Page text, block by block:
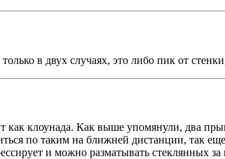
в двух случаях, это либо пик от
как клоунада. Как выше упомянули, два
по таким на ближней дистанции, так
и можно разматывать стеклянных